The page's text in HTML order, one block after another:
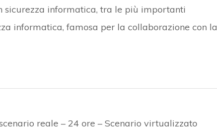
sicurezza informatica, tra le più importanti
informatica, famosa per la collaborazione con la
reale – 24 ore – Scenario virtualizzato